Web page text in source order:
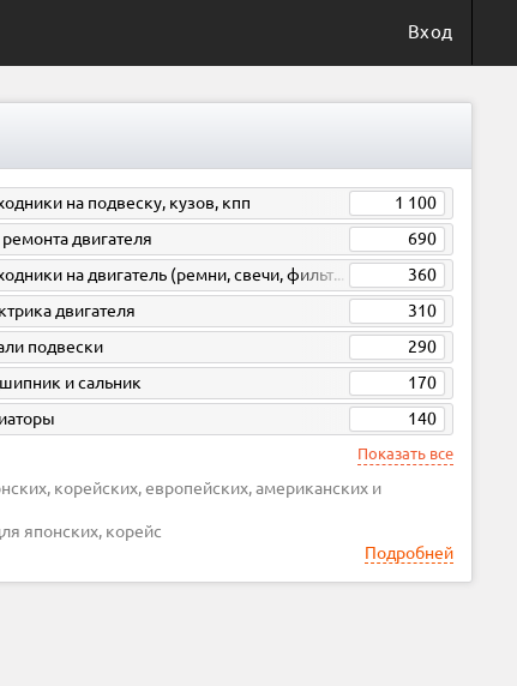
Вход
на подвеску, кузов, кпп
1 100
двигателя
690
расходники на двигатель (ремни, свечи, фильтра)
360
двигателя
310
подвески
290
и сальник
170
140
Показать все
японских, корейс
Подробней